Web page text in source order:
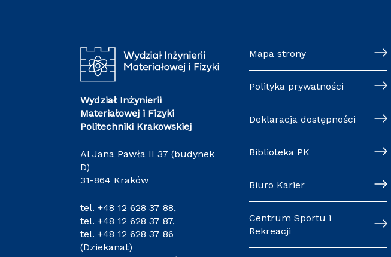
Wydział Inżynierii
Materiałowej i Fizyki
Politechniki Krakowskiej
Al Jana Pawła II 37 (budynek
D)
31-864 Kraków
tel.+48 12 628 37 88,
tel.+48 12 628 37 87,
tel.+48 12 628 37 86
(Dziekanat)
Mapa strony
Polityka prywatności
Deklaracja dostępności
Biblioteka PK
Biuro Karier
Centrum Sportu i
Rekreacji